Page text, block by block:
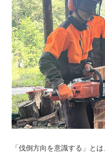
「伐倒方向を意識する」とは